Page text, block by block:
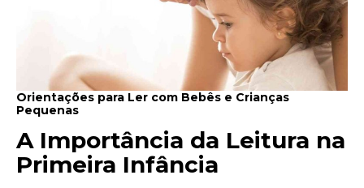
Orientações para Ler com Bebês e Crianças
Pequenas
A Importância da Leitura na
Primeira Infância